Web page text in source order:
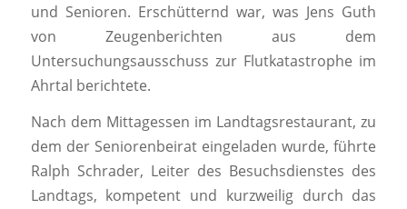
und Senioren. Erschütternd war, was Jens Guth
von Zeugenberichten aus dem
Untersuchungsausschuss zur Flutkatastrophe im
Ahrtal berichtete.
Nach dem Mittagessen im Landtagsrestaurant, zu
dem der Seniorenbeirat eingeladen wurde, führte
Ralph Schrader, Leiter des Besuchsdienstes des
Landtags, kompetent und kurzweilig durch das